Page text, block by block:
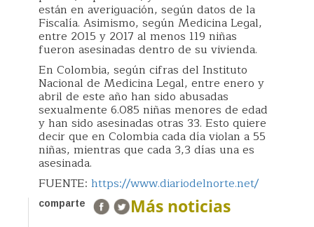
están en averiguación, según datos de la
Fiscalía. Asimismo, según Medicina Legal,
entre 2015 y 2017 al menos 119 niñas
fueron asesinadas dentro de su vivienda.
En Colombia, según cifras del Instituto
Nacional de Medicina Legal, entre enero y
abril de este año han sido abusadas
sexualmente 6.085 niñas menores de edad
y han sido asesinadas otras 33. Esto quiere
decir que en Colombia cada día violan a 55
niñas, mientras que cada 3,3 días una es
asesinada.
FUENTE: https://www.diariodelnorte.net/
comparte Más noticias